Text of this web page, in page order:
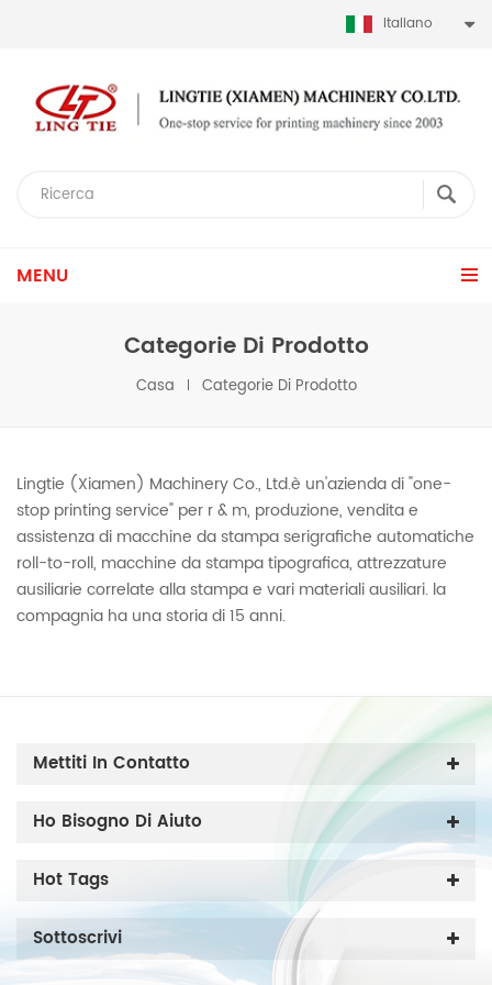
Italiano
MENU
Categorie Di Prodotto
Casa Categorie Di Prodotto
Lingtie (Xiamen) Machinery Co., Ltd.è un'azienda di "one-
stop printing service" per r & m, produzione, vendita e
assistenza di macchine da stampa serigrafiche automatiche
roll-to-roll, macchine da stampa tipografica, attrezzature
ausiliarie correlate alla stampa e vari materiali ausiliari. la
compagnia ha una storia di 15 anni.
Mettiti In Contatto
Ho Bisogno Di Aiuto
Hot Tags
Sottoscrivi